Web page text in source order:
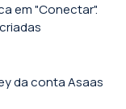
em "Conectar".
da conta Asaas